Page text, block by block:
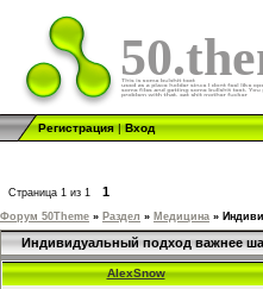
Регистрация|Вход
Страница 1 из 1 1
Форум 50Theme » Раздел » Медицина »
Индивидуальный подход важнее
AlexSnow